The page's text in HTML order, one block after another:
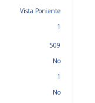
Vista Poniente
1
509
No
1
No